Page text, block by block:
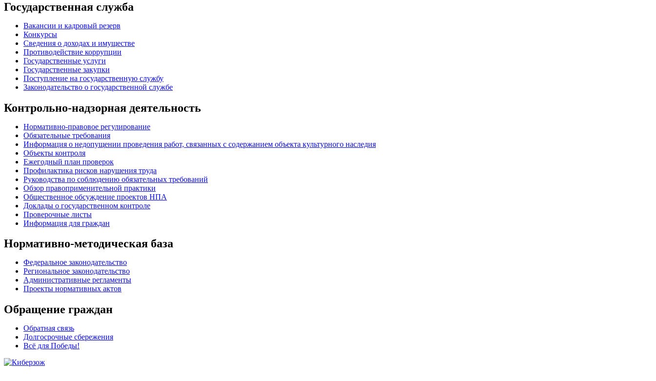
Государственная служба
Вакансии и кадровый резерв
Конкурсы
Сведения о доходах и имуществе
Противодействие коррупции
Государственные услуги
Государственные закупки
Поступление на государственную службу
Законодательство о государственной службе
Контрольно-надзорная деятельность
Нормативно-правовое регулирование
Обязательные требования
Информация о недопущении проведения работ, связанных с содержанием объекта культурного наследия
Объекты контроля
Ежегодный план проверок
Профилактика рисков нарушения труда
Руководства по соблюдению обязательных требований
Обзор правоприменительной практики
Общественное обсуждение проектов НПА
Доклады о государственном контроле
Проверочные листы
Информация для граждан
Нормативно-методическая база
Федеральное законодательство
Региональное законодательство
Административные регламенты
Проекты нормативных актов
Обращение граждан
Обратная связь
Долгосрочные сбережения
Всё для Победы!